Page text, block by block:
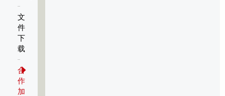
文
件
下
载
合
作
加